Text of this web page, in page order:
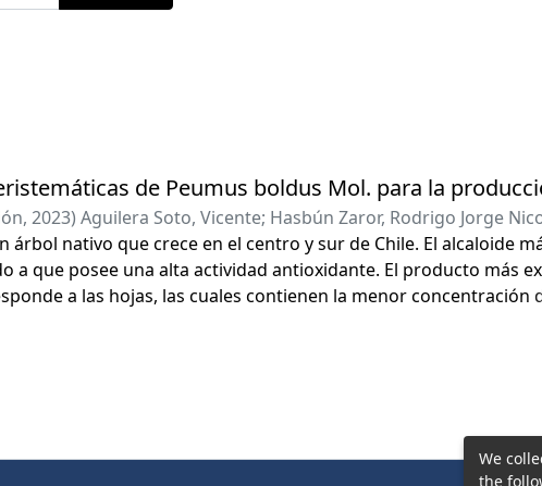
de Peumus boldus Mol. para la
, 2023) Aguilera Soto, Vicente; Hasbún Zaror, Rodrigo Jorge
árbol nativo que crece en el centro y sur de Chile. El alcaloide
a que posee una alta actividad antioxidante. El producto más
a las hojas, las cuales contienen la menor concentración
que dificultan la obtención de material vegetal a escala
naturales. Otra alternativa para la producción de
We
the